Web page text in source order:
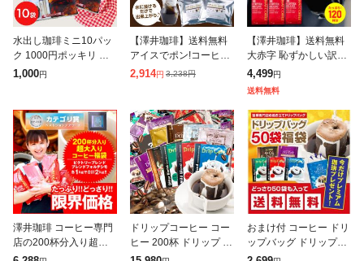
水出し珈琲ミニ10パッ
ク 1000円ポッキリ 送
料無料 水出しコーヒー
珈琲パック
1,000円
【澤井珈琲】送料無料
アイスでポン!コーヒー
専門店の極上の水出し
り×2)
2,914円 3,238円
【澤井珈琲】送料無料
大赤字 恥ずかしい訳あ
りコーヒー福袋 120杯
1.2kg (ワケ/わけ/訳有/
お
4,499円
送料無料
澤井珈琲 コーヒー専門
店の200杯分入り超大
入コーヒー福袋(ビクト
ドリップコーヒー コー
ヒー 200杯 ドリップ ド
リップパック ドリップ
おまけ付 コーヒー ドリ
ップバッグ ドリップパ
ック ドリップコーヒー